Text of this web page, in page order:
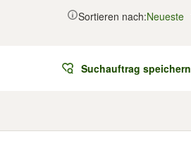
Sortieren nach:Neueste
Suchauftrag speichern